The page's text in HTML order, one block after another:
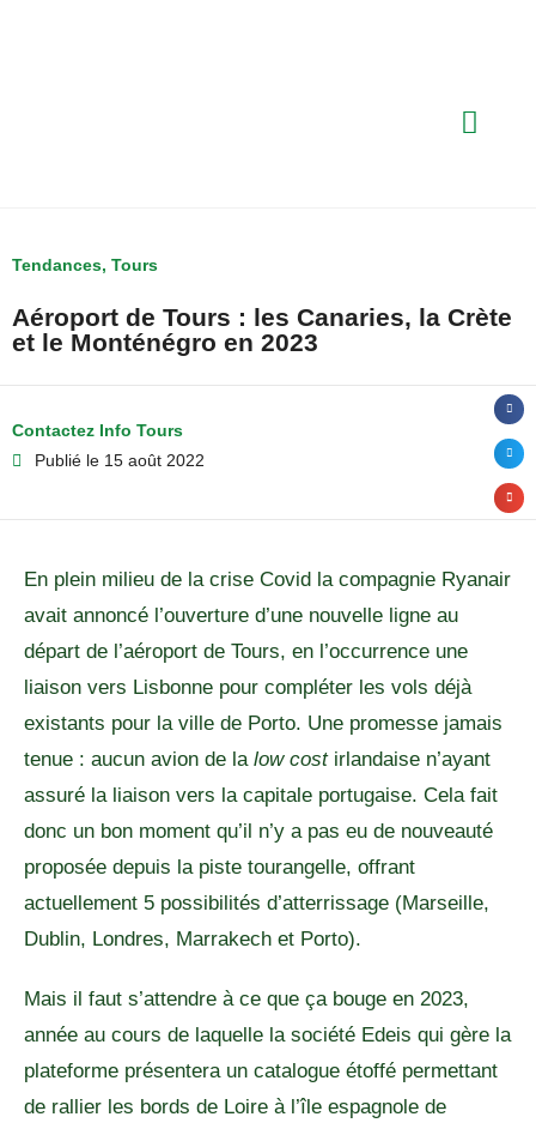
Tendances, Tours
Aéroport de Tours : les Canaries, la Crète
et le Monténégro en 2023
Contactez Info Tours
Publié le 15 août 2022
En plein milieu de la crise Covid la compagnie Ryanair
avait annoncé l’ouverture d’une nouvelle ligne au
départ de l’aéroport de Tours, en l’occurrence une
liaison vers Lisbonne pour compléter les vols déjà
existants pour la ville de Porto. Une promesse jamais
tenue : aucun avion de la low costirlandaise n’ayant
assuré la liaison vers la capitale portugaise. Cela fait
donc un bon moment qu’il n’y a pas eu de nouveauté
proposée depuis la piste tourangelle, offrant
actuellement 5 possibilités d’atterrissage (Marseille,
Dublin, Londres, Marrakech et Porto).
Mais il faut s’attendre à ce que ça bouge en 2023,
année au cours de laquelle la société Edeis qui gère la
plateforme présentera un catalogue étoffé permettant
de rallier les bords de Loire à l’île espagnole de